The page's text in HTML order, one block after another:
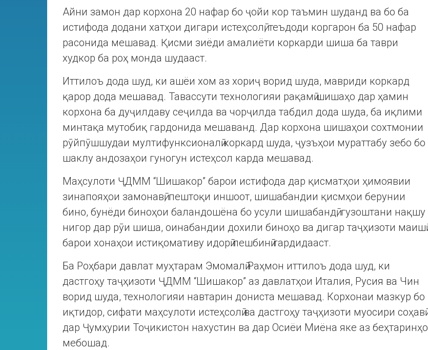
Айни замон дар корхона 20 нафар бо ҷойи кор таъмин шуданд ва бо ба
истифода додани хатҳои дигари истеҳсолӣ, теъдоди коргарон ба 50 нафар
расонида мешавад. Қисми зиёди амалиёти коркарди шиша ба таври
худкор ба роҳ монда шудааст.
Иттилоъ дода шуд, ки ашёи хом аз хориҷ ворид шуда, мавриди коркард
қарор дода мешавад. Тавассути технологияи рақамӣ шишаҳо дар ҳамин
корхона ба дуҷилдаву сеҷилда ва чорҷилда табдил дода шуда, ба иқлими
минтақа мутобиқ гардонида мешаванд. Дар корхона шишаҳои сохтмонии
рӯйпӯшшудаи мултифунксионалӣ коркард шуда, ҷузъҳои мураттабу зебо бо
шаклу андозаҳои гуногун истеҳсол карда мешавад.
Маҳсулоти ҶДММ “Шишакор” барои истифода дар қисматҳои ҳимоявии
зинапояҳои замонавӣ, пештоқи иншоот, шишабандии қисмҳои берунии
бино, бунёди биноҳои баландошёна бо усули шишабандӣ, гузоштани нақшу
нигор дар рӯи шиша, оинабандии дохили биноҳо ва дигар таҷҳизоти маишӣ
барои хонаҳои истиқомативу идорӣ пешбинӣ гардидааст.
Ба Роҳбари давлат муҳтарам Эмомалӣ Раҳмон иттилоъ дода шуд, ки
дастгоҳу таҷҳизоти ҶДММ “Шишакор” аз давлатҳои Италия, Русия ва Чин
ворид шуда, технологияи навтарин дониста мешавад. Корхонаи мазкур бо
иқтидор, сифати маҳсулоти истеҳсолӣ ва дастгоҳу таҷҳизоти муосири соҳавӣ
дар Ҷумҳурии Тоҷикистон нахустин ва дар Осиёи Миёна яке аз беҳтаринҳо
мебошад.